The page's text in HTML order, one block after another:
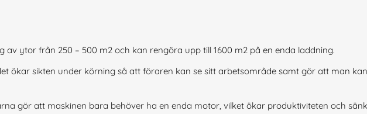
av ytor från 250 – 500 m2 och kan rengöra upp till 1600 m2 på en enda laddning.
ökar sikten under körning så att föraren kan se sitt arbetsområde samt gör att man
gör att maskinen bara behöver ha en enda motor, vilket ökar produktiviteten och